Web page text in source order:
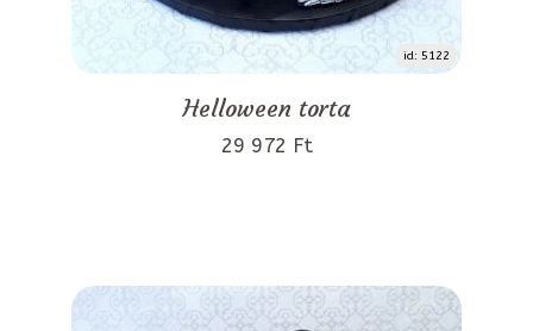
id: 5122
Helloween torta
29 972 Ft